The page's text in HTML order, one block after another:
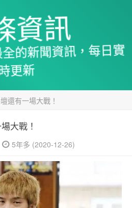
資訊
的新聞資訊，每日實
更新
還有一場大戰！
大戰！
5年多 (2020-12-26)